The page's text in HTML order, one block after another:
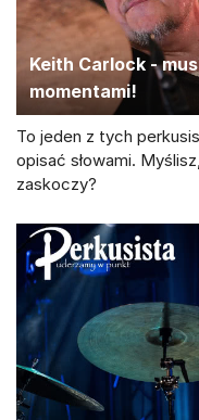
Keith Carlock -
momentami!
To jeden z tych
opisać słowami.
zaskoczy?